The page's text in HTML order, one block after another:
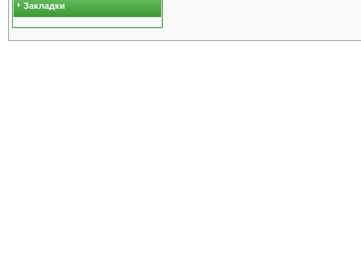
Закладки